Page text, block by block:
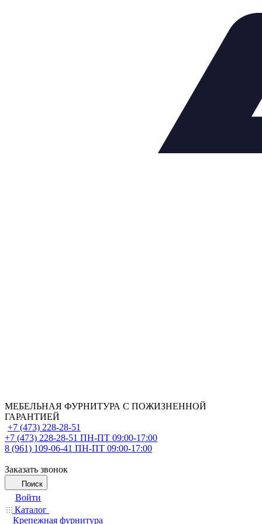
МЕБЕЛЬНАЯ ФУРНИТУРА С ПОЖИЗНЕННОЙ
ГАРАНТИЕЙ
+7 (473) 228-28-51
+7 (473) 228-28-51 ПН-ПТ 09:00-17:00
8 (961) 109-06-41 ПН-ПТ 09:00-17:00
Заказать звонок
Поиск
Войти
Каталог
Крепежная фурнитура